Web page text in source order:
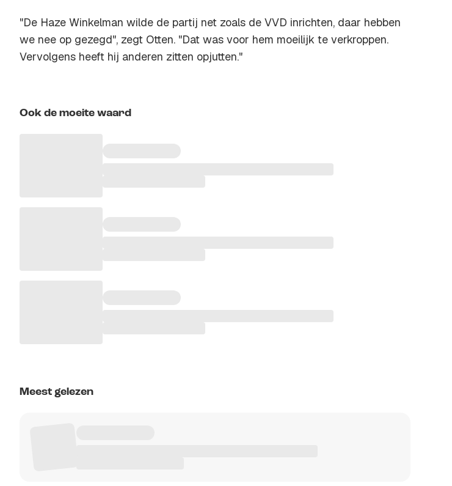
"De Haze Winkelman wilde de partij net zoals de VVD inrichten, daar hebben
we nee op gezegd", zegt Otten. "Dat was voor hem moeilijk te verkroppen.
Vervolgens heeft hij anderen zitten opjutten."
Ook de moeite waard
Meest gelezen